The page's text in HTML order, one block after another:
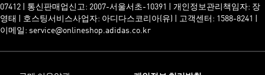
07412 | 통신판매업신고: 2007-서울서초-10391 | 개인정보관리책임자: 장
영태 | 호스팅서비스사업자: 아디다스코리아(유) | 고객센터: 1588-8241 |
이메일: service@onlineshop.adidas.co.kr